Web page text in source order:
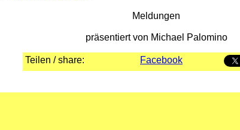
Meldungen
präsentiert von Michael Palomino
Teilen / share: Facebook